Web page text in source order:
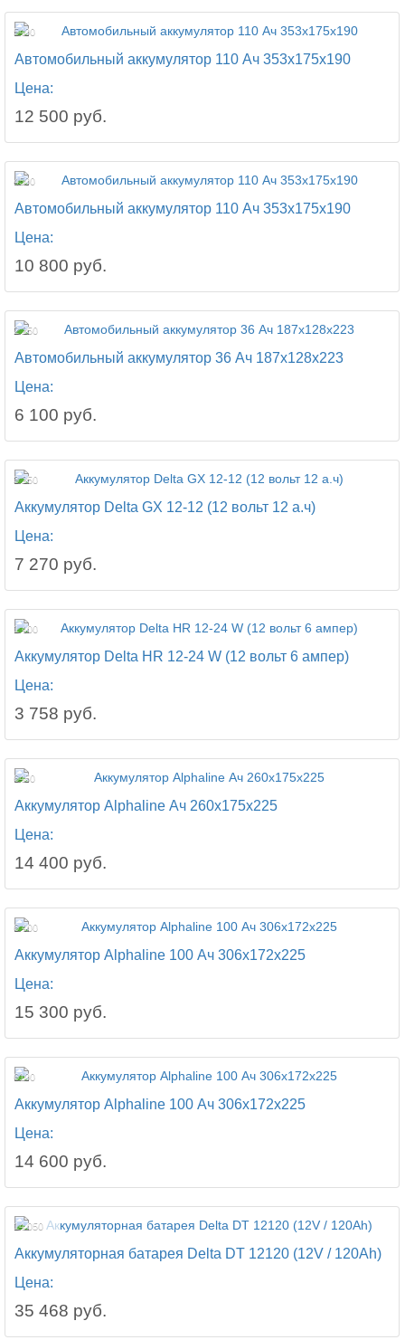
5400
Автомобильный аккумулятор 110 Ач 353x175x190
Цена:
12 500 руб.
4500
Автомобильный аккумулятор 110 Ач 353x175x190
Цена:
10 800 руб.
2 250
Автомобильный аккумулятор 36 Ач 187x128x223
Цена:
6 100 руб.
3 250
Аккумулятор Delta GX 12-12 (12 вольт 12 а.ч)
Цена:
7 270 руб.
1 400
Аккумулятор Delta HR 12-24 W (12 вольт 6 ампер)
Цена:
3 758 руб.
6450
Аккумулятор Alphaline Ач 260x175x225
Цена:
14 400 руб.
6 400
Аккумулятор Alphaline 100 Ач 306x172x225
Цена:
15 300 руб.
6100
Аккумулятор Alphaline 100 Ач 306x172x225
Цена:
14 600 руб.
14 050
Аккумуляторная батарея Delta DT 12120 (12V / 120Ah)
Цена:
35 468 руб.